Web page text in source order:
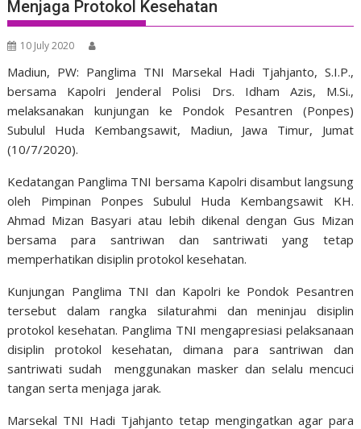
Menjaga Protokol Kesehatan
10 July 2020
Madiun, PW: Panglima TNI Marsekal Hadi Tjahjanto, S.I.P.,
bersama Kapolri Jenderal Polisi Drs. Idham Azis, M.Si.,
melaksanakan kunjungan ke Pondok Pesantren (Ponpes)
Subulul Huda Kembangsawit, Madiun, Jawa Timur, Jumat
(10/7/2020).
Kedatangan Panglima TNI bersama Kapolri disambut langsung
oleh Pimpinan Ponpes Subulul Huda Kembangsawit KH.
Ahmad Mizan Basyari atau lebih dikenal dengan Gus Mizan
bersama para santriwan dan santriwati yang tetap
memperhatikan disiplin protokol kesehatan.
Kunjungan Panglima TNI dan Kapolri ke Pondok Pesantren
tersebut dalam rangka silaturahmi dan meninjau disiplin
protokol kesehatan. Panglima TNI mengapresiasi pelaksanaan
disiplin protokol kesehatan, dimana para santriwan dan
santriwati sudah menggunakan masker dan selalu mencuci
tangan serta menjaga jarak.
Marsekal TNI Hadi Tjahjanto tetap mengingatkan agar para